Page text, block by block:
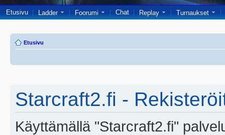
Etusivu Ladder Foorumi Chat Replay Turnaukset
Etusivu
Starcraft2.fi -
Käyttämällä "Starcraft2.fi"